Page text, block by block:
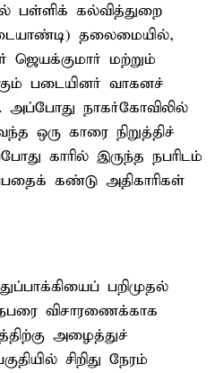
பள்ளிக் கல்வித்துறை
தலைமையில்,
மற்றும்
படையினர் வாகனச்
நாகர்கோவிலில்
ஒரு காரை நிறுத்திச்
காரில் இருந்த நபரிடம்
கண்டு அதிகாரிகள்
பறிமுதல்
விசாரணைக்காக
அழைத்துச்
சிறிது நேரம்